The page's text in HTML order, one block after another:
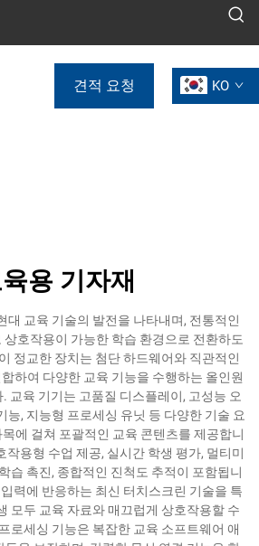
견적 요청 KO
용 기자재
대 교육 기술의 발전을 나타내며, 전통적인
호작용이 가능한 학습 환경으로 전환하도
정교한 장치는 첨단 하드웨어와 직관적인
하여 다양한 교육 기능을 수행하는 올인원
교육 기기는 고품질 디스플레이, 고성능 오
능, 지능형 프로세싱 유닛 등 다양한 기술 요
에 걸쳐 포괄적인 교육 콘텐츠를 제공합니
작용형 수업 제공, 실시간 학생 평가, 멀티미
습 촉진, 종합적인 진척도 추적이 포함됩니
력에 반응하는 최신 터치스크린 기술을 특
모두 교육 자료와 매끄럽게 상호작용할 수
로세싱 기능은 복잡한 교육 소프트웨어 애